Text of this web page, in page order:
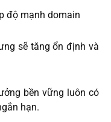
độ mạnh domain
sẽ tăng ổn định và
bền vững luôn có
hạn.